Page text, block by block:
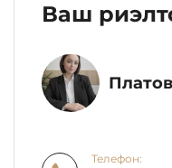
Ваш
Телефон: